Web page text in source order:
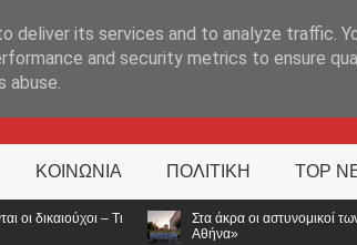
ΚΟΙΝΩΝΙΑ ΠΟΛΙΤΙΚΗ TOP
άκρα οι αστυνομικοί των Ιωαννίνων: Συμβολική
deliver its services and to analyze traffic.
and security metrics to ensure
abuse.